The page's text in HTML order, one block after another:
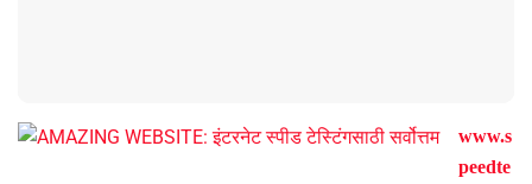
www.s
peedte